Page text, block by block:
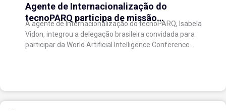
Agente de Internacionalização do
tecnoPARQ participa de missão
internacional na China e fortalece conexões
com o ecossistema de inovação
A agente de Internacionalização do tecnoPARQ, Isabela
Vidon, integrou a delegação brasileira convidada para
participar da World Artificial Intelligence Conference